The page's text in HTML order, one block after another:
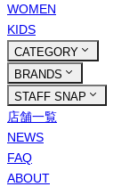
WOMEN
KIDS
CATEGORY
BRANDS
STAFF SNAP
店舗一覧
NEWS
FAQ
ABOUT